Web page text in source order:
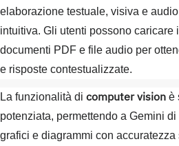
elaborazione testuale, visiva e
intuitiva. Gli utenti possono caricare
documenti PDF e file audio per
e risposte contestualizzate.
La funzionalità di computer vision è
potenziata, permettendo a Gemini
grafici e diagrammi con